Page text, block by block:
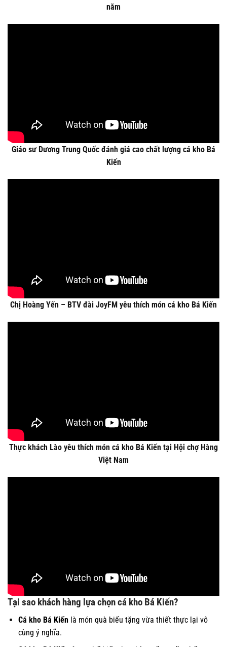
năm
Giáo sư Dương Trung Quốc đánh giá cao chất lượng cá kho Bá
Kiến
Chị Hoàng Yến – BTV đài JoyFM yêu thích món cá kho Bá Kiến
Thực khách Lào yêu thích món cá kho Bá Kiến tại Hội chợ Hàng
Việt Nam
Tại sao khách hàng lựa chọn cá kho Bá Kiến?
Cá kho Bá Kiến là món quà biếu tặng vừa thiết thực lại vô
cùng ý nghĩa.